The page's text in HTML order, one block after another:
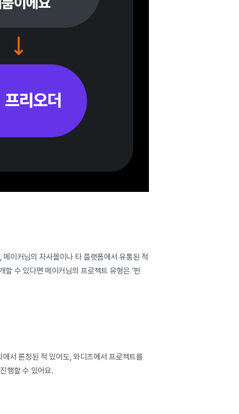
이커님의 자사몰이나 타 플랫폼에서 유통된 적
할 수 있다면 메이커님의 프로젝트 유형은 ‘펀
서 론칭된 적 있어도, 와디즈에서 프로젝트를
행할 수 있어요.